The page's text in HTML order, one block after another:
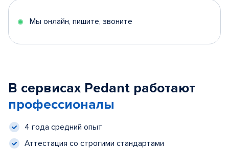
Мы онлайн, пишите, звоните
В сервисах Pedant работают
профессионалы
4 года средний опыт
Аттестация со строгими стандартами